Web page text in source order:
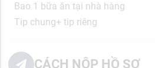
Bao 1 bữa ăn tại nhà hàng
Tip chung+ tip riêng
CÁCH NỘP HỒ SƠ